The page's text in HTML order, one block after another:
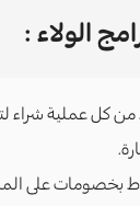
الولاء :
من كل عملية شراء
بخصومات على